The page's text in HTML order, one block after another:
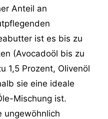
Anteil an
ist es bis zu
(Avocadoöl bis zu
1,5 Prozent, Olivenöl
sie eine ideale
Mischung ist.
ungewöhnlich